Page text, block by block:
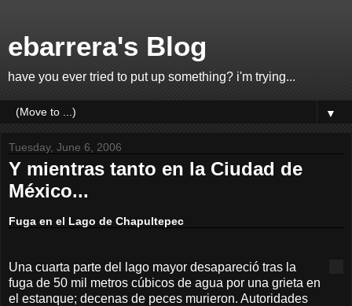
ebarrera's Blog
have you ever tried to put up something? i'm trying...
▼
Tuesday, June 6, 2006
Y mientras tanto en la Ciudad de
México...
Fuga en el Lago de Chapultepec
Una cuarta parte del lago mayor desapareció tras la
fuga de 50 mil metros cúbicos de agua por una grieta en
el estanque; decenas de peces murieron. Autoridades